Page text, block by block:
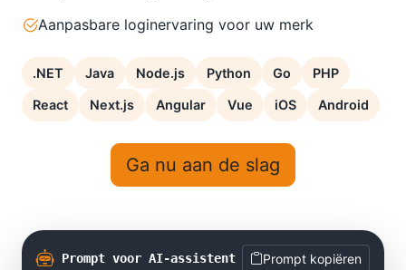
Aanpasbare loginervaring voor uw merk
.NET Java Node.js Python Go PHP
React Next.js Angular Vue iOS Android
Ga nu aan de slag
Prompt voor AI-assistent Prompt kopiëren